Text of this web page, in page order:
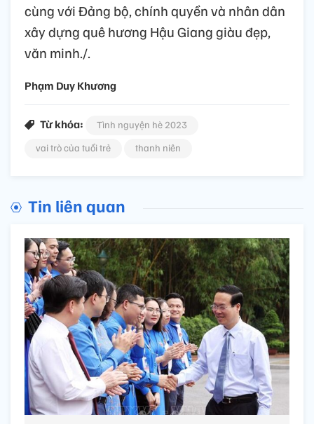
cùng với Đảng bộ, chính quyền và nhân dân
xây dựng quê hương Hậu Giang giàu đẹp,
văn minh./.
Phạm Duy Khương
Từ khóa:
Tình nguyện hè 2023
vai trò của tuổi trẻ
thanh niên
Tin liên quan